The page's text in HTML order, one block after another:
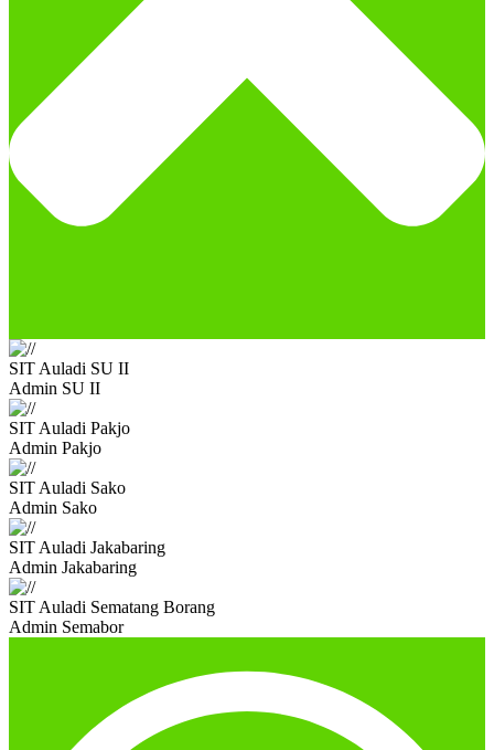
SIT Auladi SU II
Admin SU II
SIT Auladi Pakjo
Admin Pakjo
SIT Auladi Sako
Admin Sako
SIT Auladi Jakabaring
Admin Jakabaring
SIT Auladi Sematang Borang
Admin Semabor